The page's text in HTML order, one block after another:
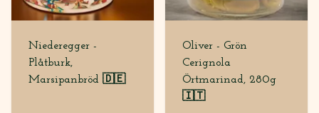
Niederegger -
Plåtburk,
Marsipanbröd 🇩🇪
Oliver - Grön
Cerignola
Örtmarinad, 280g
🇮🇹